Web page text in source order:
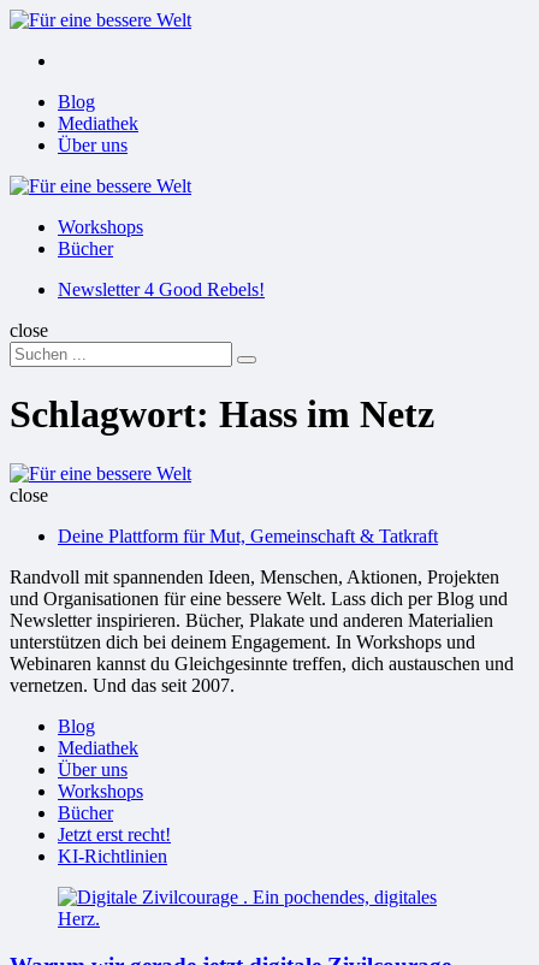
Menu
Menu
Blog
Mediathek
Über uns
Für
Workshops
Bücher
SuchenNewsletter 4 Good Rebels!
close
Search
for:
Suchen
Schlagwort: Hass im Netz
Für
Welt
close
Deine Plattform für Mut, Gemeinschaft & Tatkraft
Randvoll mit spannenden Ideen, Menschen, Aktionen, Projekten
und Organisationen für eine bessere Welt. Lass dich per Blog und
Newsletter inspirieren. Bücher, Plakate und anderen Materialien
unterstützen dich bei deinem Engagement. In Workshops und
Webinaren kannst du Gleichgesinnte treffen, dich austauschen und
vernetzen. Und das seit 2007.
Blog
Mediathek
Über uns
Workshops
Bücher
Jetzt erst recht!
KI-Richtlinien